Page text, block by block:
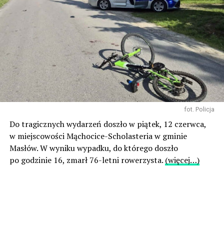
fot. Policja
Do tragicznych wydarzeń doszło w piątek, 12 czerwca,
w miejscowości Mąchocice-Scholasteria w gminie
Masłów. W wyniku wypadku, do którego doszło
po godzinie 16, zmarł 76-letni rowerzysta. (więcej…)